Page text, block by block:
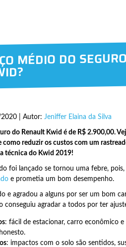
MÉDIO DO
| Autor: Jeniffer Elaina da Silva
do Renault Kwid é de R$ 2.900,00.
reduzir os custos com um
técnica do Kwid 2019!
foi lançado se tornou uma febre,
e prometia um bom desempenho.
e agradou a alguns por ser um bom
conseguiu agradar a todos por ter
: fácil de estacionar, carro econômico e
: impactos com o solo são sentidos,